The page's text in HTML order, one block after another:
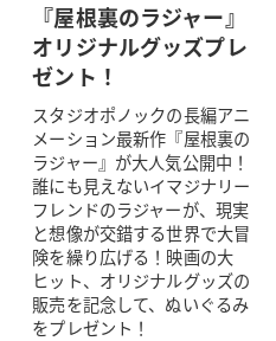
『屋根裏のラジャー』
オリジナルグッズプレ
ゼント！
スタジオポノックの長編アニ
メーション最新作『屋根裏の
ラジャー』が大人気公開中！
誰にも見えないイマジナリー
フレンドのラジャーが、現実
と想像が交錯する世界で大冒
険を繰り広げる！映画の大
ヒット、オリジナルグッズの
販売を記念して、ぬいぐるみ
をプレゼント！